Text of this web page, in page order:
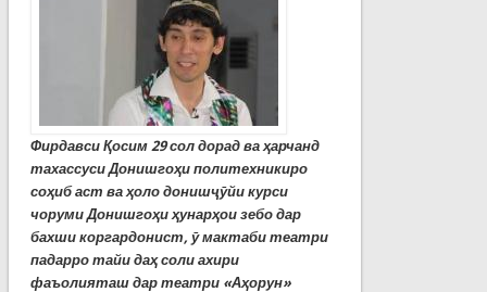
Фирдавси Қосим 29 сол дорад ва ҳарчанд
тахассуси Донишгоҳи политехникиро
соҳиб аст ва ҳоло донишҷӯйи курси
чоруми Донишгоҳи ҳунарҳои зебо дар
бахши коргардонист, ӯ мактаби театри
падарро тайи даҳ соли ахири
фаъолияташ дар театри «Аҳорун»